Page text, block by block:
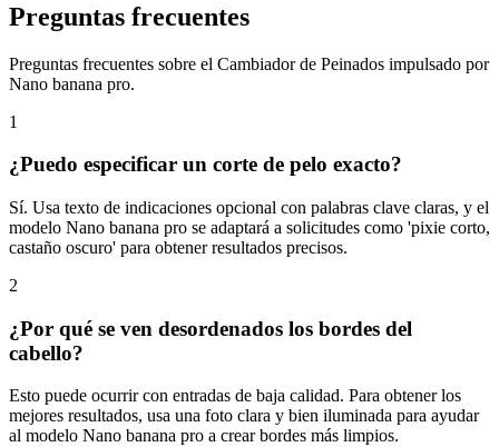
Preguntas frecuentes
Preguntas frecuentes sobre el Cambiador de Peinados impulsado por
Nano banana pro.
1
¿Puedo especificar un corte de pelo exacto?
Sí. Usa texto de indicaciones opcional con palabras clave claras, y el
modelo Nano banana pro se adaptará a solicitudes como 'pixie corto,
castaño oscuro' para obtener resultados precisos.
2
¿Por qué se ven desordenados los bordes del
cabello?
Esto puede ocurrir con entradas de baja calidad. Para obtener los
mejores resultados, usa una foto clara y bien iluminada para ayudar
al modelo Nano banana pro a crear bordes más limpios.